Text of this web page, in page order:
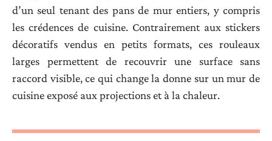
d’un seul tenant des pans de mur entiers, y compris
les crédences de cuisine. Contrairement aux stickers
décoratifs vendus en petits formats, ces rouleaux
larges permettent de recouvrir une surface sans
raccord visible, ce qui change la donne sur un mur de
cuisine exposé aux projections et à la chaleur.